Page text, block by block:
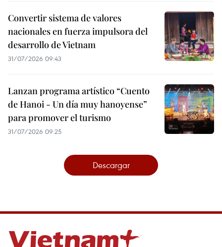
Convertir sistema de valores
nacionales en fuerza impulsora del
desarrollo de Vietnam
31/07/2026 09:43
Lanzan programa artístico “Cuento
de Hanoi - Un día muy hanoyense”
para promover el turismo
31/07/2026 09:25
Descargar